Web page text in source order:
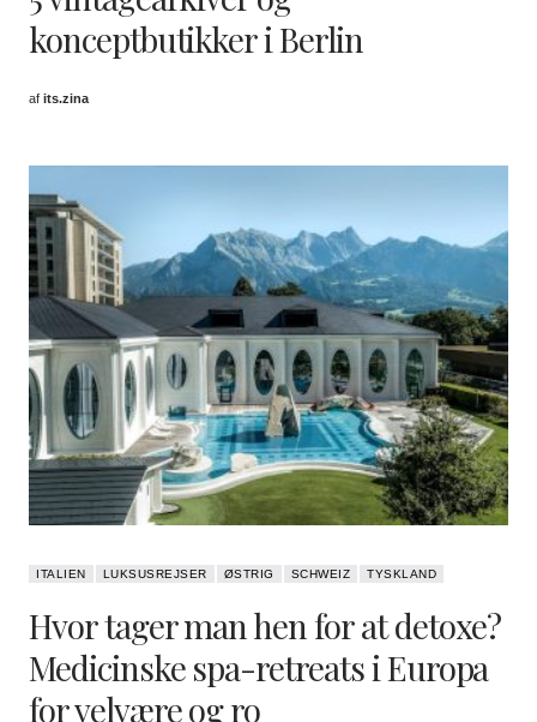
konceptbutikker i Berlin
af its.zina
ITALIEN LUKSUSREJSER ØSTRIG SCHWEIZ TYSKLAND
Hvor tager man hen for at detoxe?
Medicinske spa-retreats i Europa
for velvære og ro